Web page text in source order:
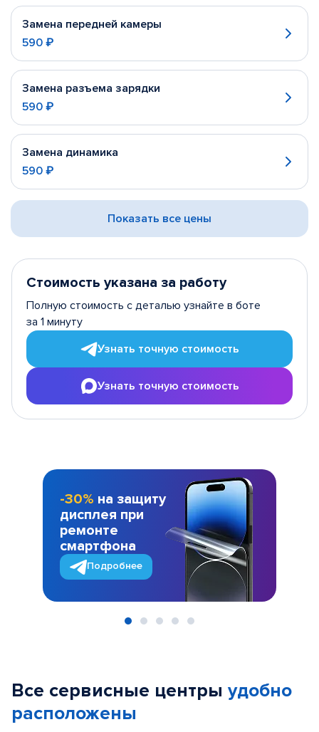
Замена передней камеры
590 ₽
Замена разъема зарядки
590 ₽
Замена динамика
590 ₽
Показать все цены
Стоимость указана за работу
Полную стоимость с деталью узнайте в боте
за 1 минуту
Узнать точную стоимость
Узнать точную стоимость
-30% на защиту
дисплея при
ремонте
смартфона
Подробнее
Все сервисные центры удобно
расположены